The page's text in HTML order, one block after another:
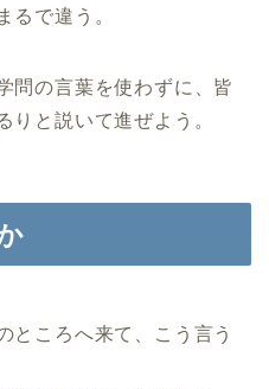
るで違う。
問の言葉を使わずに、皆
りと説いて進ぜよう。
ところへ来て、こう言う